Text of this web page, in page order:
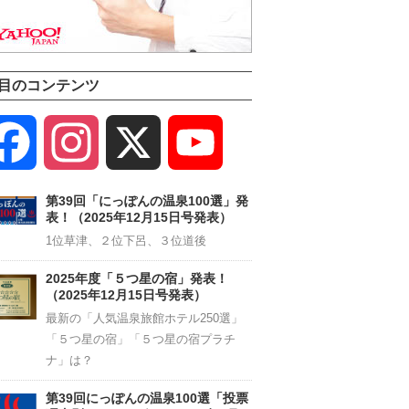
のコンテンツ
Facebook Instagram
Channel
第39回「にっぽんの温泉100選」発
表！（2025年12月15日号発表）
1位草津、２位下呂、３位道後
2025年度「５つ星の宿」発表！
（2025年12月15日号発表）
最新の「人気温泉旅館ホテル250選」
「５つ星の宿」「５つ星の宿プラチ
ナ」は？
第39回にっぽんの温泉100選「投票